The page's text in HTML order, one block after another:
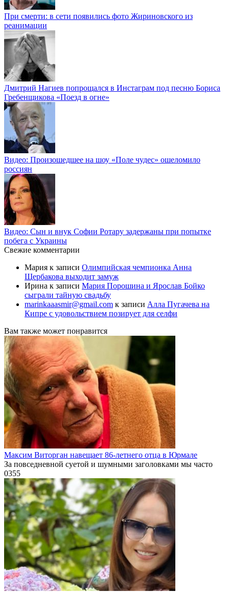
При смерти: в сети появились фото Жириновского из
реанимации
Дмитрий Нагиев попрощался в Инстаграм под песню Бориса
Гребенщикова «Поезд в огне»
Видео: Произошедшее на шоу «Поле чудес» ошеломило
россиян
Видео: Сын и внук Софии Ротару задержаны при попытке
побега с Украины
Свежие комментарии
Мария к записи Олимпийская чемпионка Анна
Щербакова выходит замуж
Ирина к записи Мария Порошина и Ярослав Бойко
сыграли тайную свадьбу
marinkaaasmir@gmail.com к записи Алла Пугачева на
Кипре с удовольствием позирует для селфи
Вам также может понравится
Максим Виторган навещает 86-летнего отца в Юрмале
За повседневной суетой и шумными заголовками мы часто
0355